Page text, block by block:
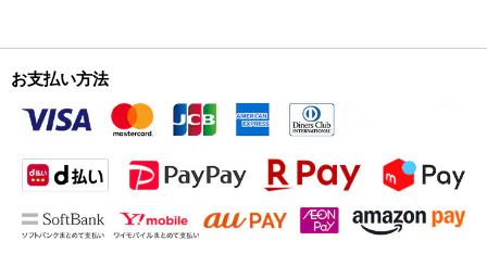
お支払い方法